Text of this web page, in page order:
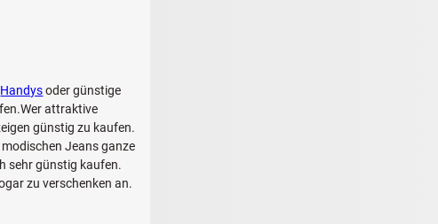
Handysoder günstige
attraktive
günstig zu kaufen.
Jeans ganze
sehr günstig kaufen.
zu verschenken an.